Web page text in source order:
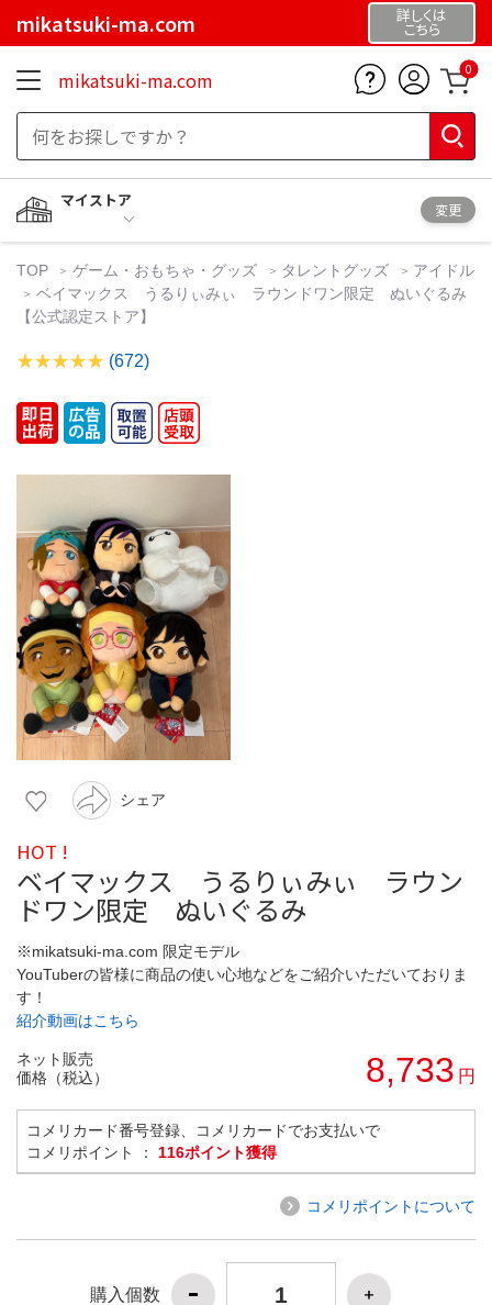
mikatsuki-ma.com 詳しくは
こちら
mikatsuki-ma.com 0
マイストア
変更
TOP ゲーム・おもちゃ・グッズ タレントグッズ
アイドル
ベイマックス うるりぃみぃ ラウンドワン限定 ぬいぐるみ
【公式認定ストア】
(672)
シェア
HOT !
ベイマックス うるりぃみぃ ラウン
ドワン限定 ぬいぐるみ
※mikatsuki-ma.com 限定モデル
YouTuberの皆様に商品の使い心地などをご紹介いただいておりま
す！
紹介動画はこちら
ネット販売
価格（税込）
8,733 円
コメリカード番号登録、コメリカードでお支払いで
コメリポイント ： 116ポイント獲得
コメリポイントについて
購入個数